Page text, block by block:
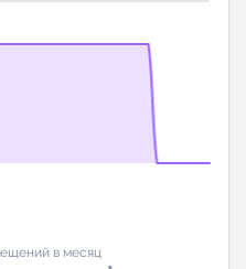
в месяц